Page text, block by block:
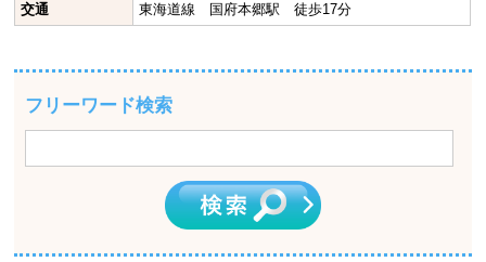
交通
東海道線 国府本郷駅 徒歩17分
フリーワード検索